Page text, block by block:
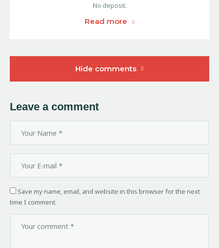
No deposit.
Read more
Hide comments
Leave a comment
Save my name, email, and website in this browser for the next
time I comment.